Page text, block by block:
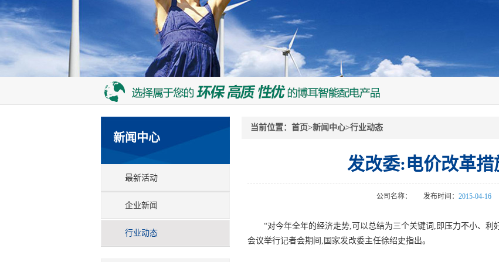
新闻中心
最新活动
企业新闻
行业动态
当前位置： 首页>新闻中心>行业动态
发改委:电价改革措
公司名称： 发布时间： 2015-04-16
“对今年全年的经济走势,可以总结为三个关键词,即压力不小、利
会议举行记者会期间,国家发改委主任徐绍史指出。